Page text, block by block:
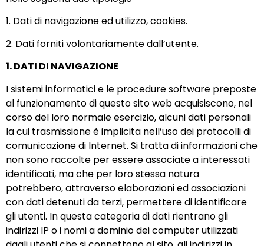
1. Dati di navigazione ed utilizzo, cookies.
2. Dati forniti volontariamente dall’utente.
1. DATI DI NAVIGAZIONE
I sistemi informatici e le procedure software preposte
al funzionamento di questo sito web acquisiscono, nel
corso del loro normale esercizio, alcuni dati personali
la cui trasmissione è implicita nell’uso dei protocolli di
comunicazione di Internet. Si tratta di informazioni che
non sono raccolte per essere associate a interessati
identificati, ma che per loro stessa natura
potrebbero, attraverso elaborazioni ed associazioni
con dati detenuti da terzi, permettere di identificare
gli utenti. In questa categoria di dati rientrano gli
indirizzi IP o i nomi a dominio dei computer utilizzati